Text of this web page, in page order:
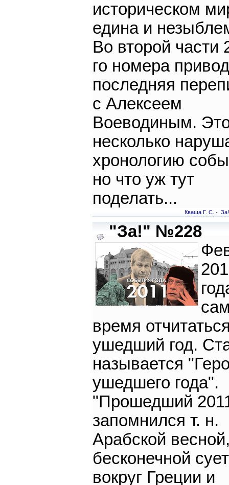
историческом
едина и
Во второй части
го номера
последняя
с Алексеем
Воеводиным.
несколько
хронологию
но что уж тут
поделать...
Кваша Г. С. · За!
"За!" №228
время
ушедший год.
называется
ушедшего года".
"Прошедший
запомнился т. н.
Арабской
бесконечной
вокруг Греции и